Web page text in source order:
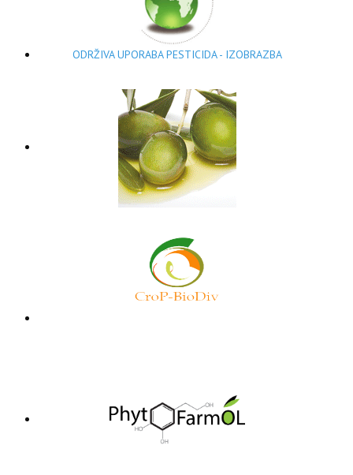
ODRŽIVA UPORABA PESTICIDA - IZOBRAZBA